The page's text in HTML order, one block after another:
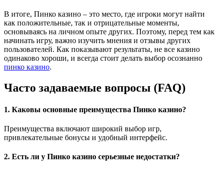
В итоге, Пинко казино – это место, где игроки могут найти
как положительные, так и отрицательные моменты,
основываясь на личном опыте других. Поэтому, перед тем как
начинать игру, важно изучить мнения и отзывы других
пользователей. Как показывают результаты, не все казино
одинаково хороши, и всегда стоит делать выбор осознанно
пинко казино.
Часто задаваемые вопросы (FAQ)
1. Каковы основные преимущества Пинко казино?
Преимущества включают широкий выбор игр,
привлекательные бонусы и удобный интерфейс.
2. Есть ли у Пинко казино серьезные недостатки?